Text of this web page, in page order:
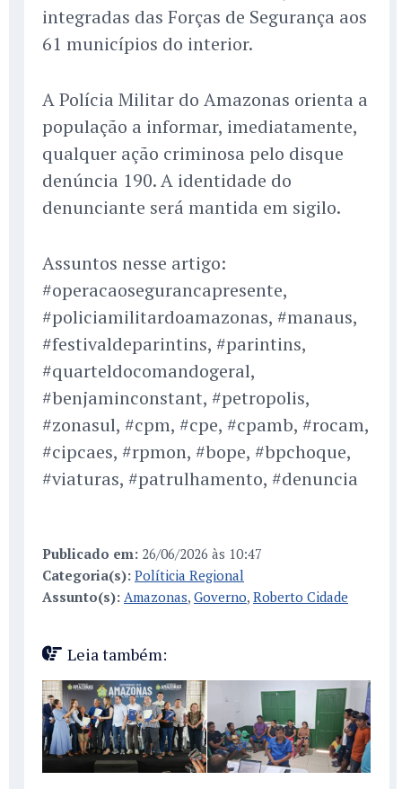
integradas das Forças de Segurança aos
61 municípios do interior.
A Polícia Militar do Amazonas orienta a
população a informar, imediatamente,
qualquer ação criminosa pelo disque
denúncia 190. A identidade do
denunciante será mantida em sigilo.
Assuntos nesse artigo:
#operacaosegurancapresente,
#policiamilitardoamazonas, #manaus,
#festivaldeparintins, #parintins,
#quarteldocomandogeral,
#benjaminconstant, #petropolis,
#zonasul, #cpm, #cpe, #cpamb, #rocam,
#cipcaes, #rpmon, #bope, #bpchoque,
#viaturas, #patrulhamento, #denuncia
Publicado em: 26/06/2026 às 10:47
Categoria(s): Políticia Regional
Assunto(s): Amazonas, Governo, Roberto Cidade
Leia também: